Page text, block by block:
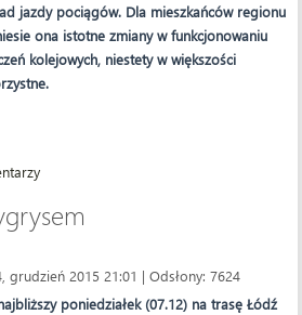
jazdy pociągów. Dla mieszkańców regionu
ona istotne zmiany w funkcjonowaniu
kolejowych, niestety w większości
grudzień 2015 21:01 | Odsłony: 7624
poniedziałek (07.12) na trasę Łódź